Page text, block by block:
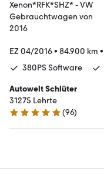
EZ 04/2016• 84.900 km •
380PS Software
Autowelt Schlüter
31275 Lehrte
4.9 Sterne
(96)